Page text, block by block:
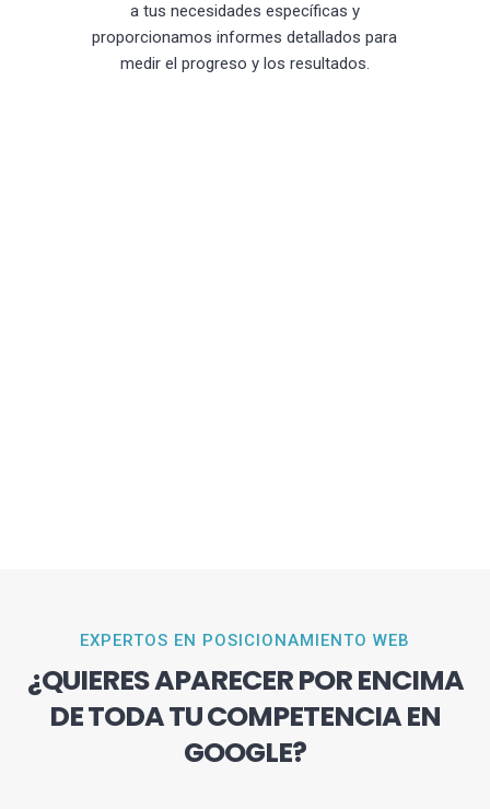
a tus necesidades específicas y
proporcionamos informes detallados para
medir el progreso y los resultados.
EXPERTOS EN POSICIONAMIENTO WEB
¿QUIERES APARECER POR ENCIMA
DE TODA TU COMPETENCIA EN
GOOGLE?